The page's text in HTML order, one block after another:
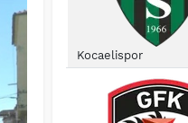
Kocaelispor